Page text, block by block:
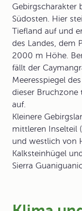
Gebirgscharakter
Südosten. Hier
Tiefland auf und
des Landes, dem
2000 m Höhe.
fällt der
Meeresspiegel
dieser Bruchzone
auf.
Kleinere
mittleren Inselteil
und westlich von
Kalksteinhügel
Sierra